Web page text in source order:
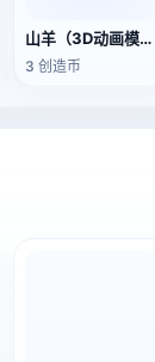
山羊（3D动画模型）
3 创造币